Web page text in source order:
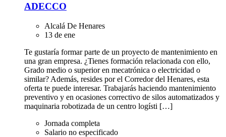
ADECCO
Alcalá De Henares
13 de ene
Te gustaría formar parte de un proyecto de mantenimiento en
una gran empresa. ¿Tienes formación relacionada con ello,
Grado medio o superior en mecatrónica o electricidad o
similar? Además, resides por el Corredor del Henares, esta
oferta te puede interesar. Trabajarás haciendo mantenimiento
preventivo y en ocasiones correctivo de silos automatizados y
maquinaria robotizada de un centro logísti […]
Jornada completa
Salario no especificado